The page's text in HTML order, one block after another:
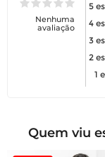
Nenhuma
avaliação
5
4
3
2
1
Quem viu